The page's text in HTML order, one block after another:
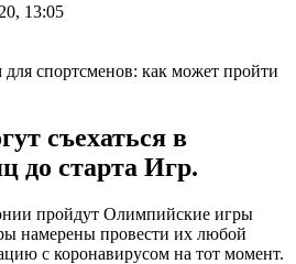
13:05
съехаться в
до старта Игр.
пройдут Олимпийские игры
намерены провести их любой
с коронавирусом на тот момент.